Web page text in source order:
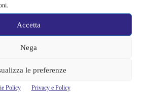
Accetta
Nega
le preferenze
Policy Privacy e Policy
di problemi alla vista
Nowzaradan non era quello adatto
richiesto un risarcimento di più di